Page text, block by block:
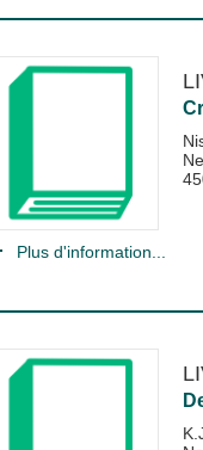
Plus d'information...